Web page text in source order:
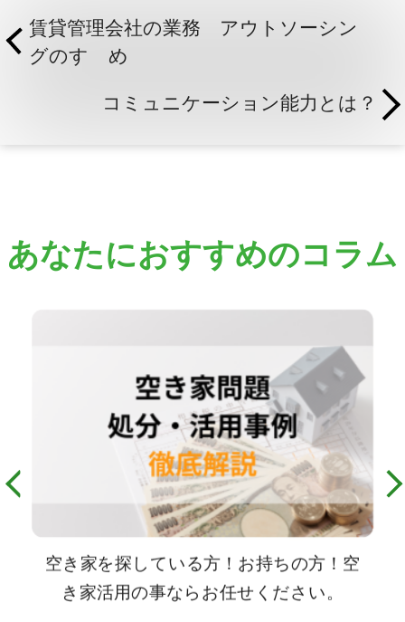
賃貸管理会社の業務 アウトソーシン
グのすゝめ
コミュニケーション能力とは？
あなたにおすすめのコラム
空き家を探している方！お持ちの方！空
き家活用の事ならお任せください。